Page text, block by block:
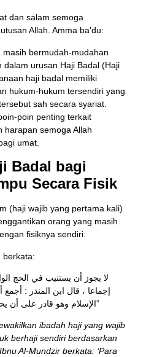
dan salam semoga
Allah. Amma ba’du:
bermudah-mudahan
urusan Haji Badal (Haji
haji badal memiliki
hukum-hukum tersendiri yang
sah secara syariat.
poin penting terkait
harapan semoga Allah
umat.
Badal bagi
Secara Fisik
(haji wajib yang pertama kali)
orang yang masih
fisiknya sendiri.
berkata:
إجماعا ، قال ابن المنذر :
الإسلام وهو قادر على أن يحج لا يجزئ عنه أن يحج غيره عنه”
ibadah haji yang wajib
berhaji sendiri berdasarkan
Al-Mundzir berkata: ‘Para